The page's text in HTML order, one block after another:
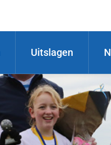
Uitslagen